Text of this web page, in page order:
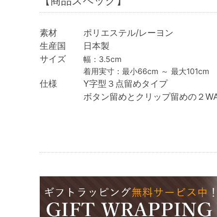
素材 ポリエステル/レーヨン
生産国 日本製
サイズ 幅：3.5cm
着用実寸：最小66cm ～ 最大101cm
仕様 Y字型３点留めタイプ
ボタン留めとクリップ留めの２